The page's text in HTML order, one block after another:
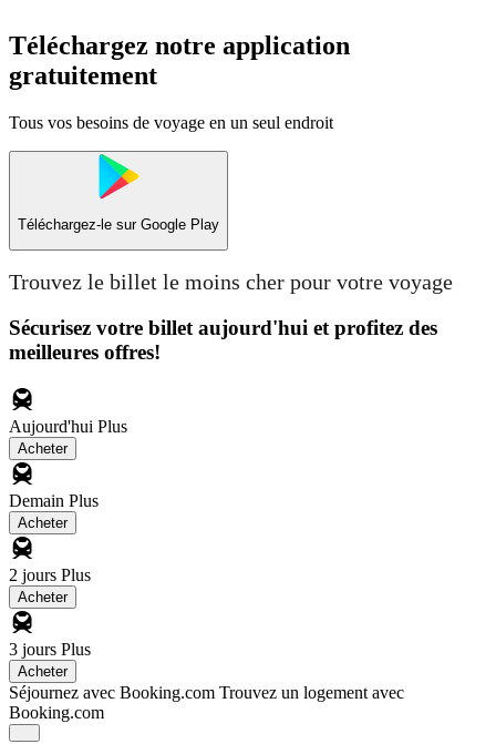
Téléchargez notre application
gratuitement
Tous vos besoins de voyage en un seul endroit
Téléchargez-le sur Google Play
Trouvez le billet le moins cher pour votre voyage
Sécurisez votre billet aujourd'hui et profitez des
meilleures offres!
Aujourd'hui Plus
Acheter
Demain Plus
Acheter
2 jours Plus
Acheter
3 jours Plus
Acheter
Séjournez avec Booking.com Trouvez un logement avec
Booking.com